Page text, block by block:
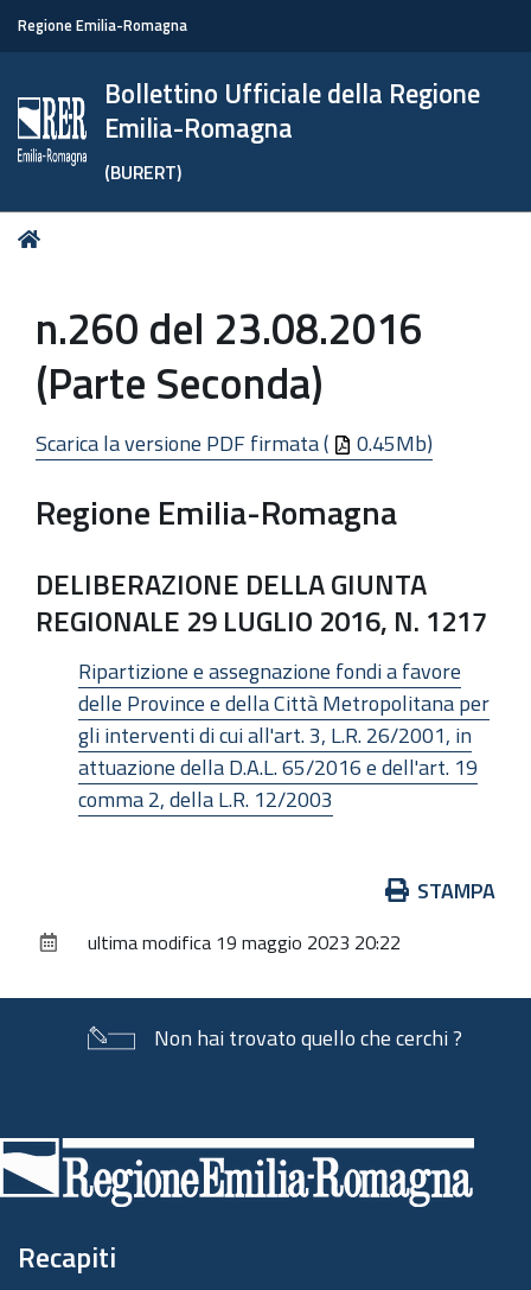
Regione Emilia-Romagna
Bollettino Ufficiale della Regione
Emilia-Romagna
(BURERT)
Tu
n.260 del 23.08.2016
(Parte Seconda)
Scarica la versione PDF firmata ( 0.45Mb)
Regione Emilia-Romagna
DELIBERAZIONE DELLA GIUNTA
REGIONALE 29 LUGLIO 2016, N. 1217
Ripartizione e assegnazione fondi a favore
delle Province e della Città Metropolitana per
gli interventi di cui all'art. 3, L.R. 26/2001, in
attuazione della D.A.L. 65/2016 e dell'art. 19
comma 2, della L.R. 12/2003
documento
STAMPA
ultima modifica 19 maggio 2023 20:22
Non hai trovato quello che cerchi ?
di
pagina
Recapiti